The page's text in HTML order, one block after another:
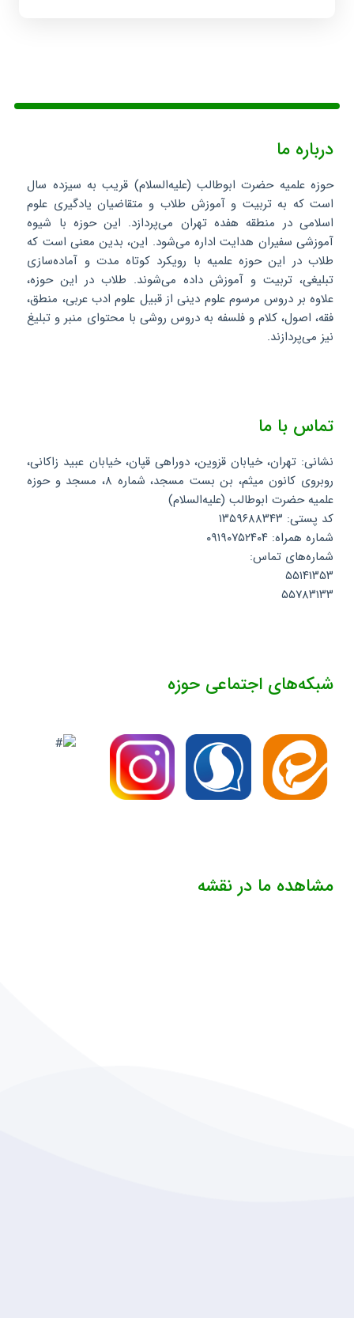
درباره ما
حوزه علمیه حضرت ابوطالب (علیه‌السلام) قریب به سیزده سال
است که به تربیت و آموزش طلاب و متقاضیان یادگیری علوم
اسلامی در منطقه هفده تهران می‌پردازد. این حوزه با شیوه
آموزشی سفیران هدایت اداره می‌شود. این، بدین معنی است که
طلاب در این حوزه علمیه با رویکرد کوتاه مدت و آماده‌سازی
تبلیغی، تربیت و آموزش داده می‌شوند. طلاب در این حوزه،
علاوه بر دروس مرسوم علوم دینی از قبیل علوم ادب عربی، منطق،
فقه، اصول، کلام و فلسفه به دروس روشی با محتوای منبر و تبلیغ
نیز می‌پردازند.
تماس با ما
نشانی: تهران، خیابان قزوین، دوراهی قپان، خیابان عبید زاکانی،
روبروی کانون میثم، بن بست مسجد، شماره ۸، مسجد و حوزه
علمیه حضرت ابوطالب (علیه‌السلام)
کد پستی: ۱۳۵۹۶۸۸۳۴۳
شماره همراه: ۰۹۱۹۰۷۵۲۴۰۴
شماره‌های تماس:
۵۵۱۴۱۳۵۳
۵۵۷۸۳۱۳۳
شبکه‌های اجتماعی حوزه
مشاهده ما در نقشه